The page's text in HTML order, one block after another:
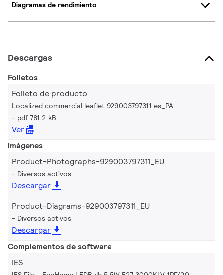
Diagramas de rendimiento
Descargas
Folletos
Folleto de producto
Localized commercial leaflet 929003797311 es_PA
pdf 781.2 kB
Ver
Imágenes
Product-Photographs-929003797311_EU
Diversos activos
Descargar
Product-Diagrams-929003797311_EU
Diversos activos
Descargar
Complementos de software
IES